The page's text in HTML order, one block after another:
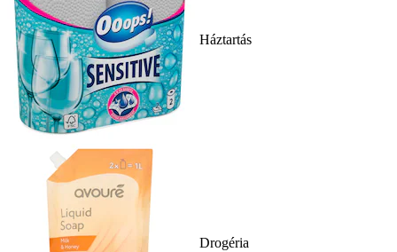
Háztartás
Drogéria